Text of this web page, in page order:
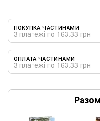
ПОКУПКА ЧАСТИНАМИ
3 платежі по 163.33 грн
ОПЛАТА ЧАСТИНАМИ
3 платежі по 163.33 грн